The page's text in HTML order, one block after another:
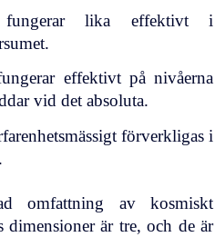
fungerar lika effektivt i
effektivt på nivåerna
vid det absoluta.
förverkligas i
omfattning av kosmiskt
dimensioner är tre, och de är